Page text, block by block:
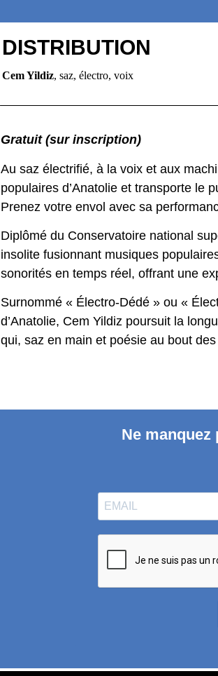
DISTRIBUTION
Cem Yildiz, saz, électro, voix
Gratuit (sur inscription)
Au saz électrifié, à la voix et aux
populaires d’Anatolie et transporte le
Prenez votre envol avec sa
Diplômé du Conservatoire national
insolite fusionnant musiques
sonorités en temps réel, offrant une
Surnommé « Électro-Dédé » ou «
d’Anatolie, Cem Yildiz poursuit la
qui, saz en main et poésie au bout
Ne